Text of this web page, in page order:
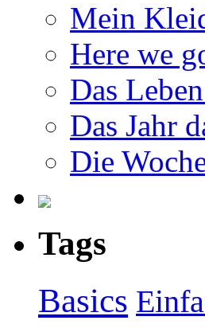
Mein
Here we
Das
Das Jahr
Die
Tags
Basics